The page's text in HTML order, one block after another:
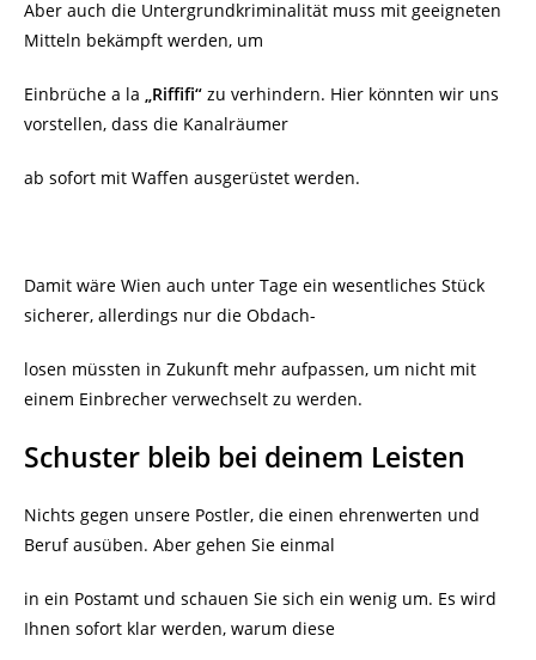
Aber auch die Untergrundkriminalität muss mit geeigneten
Mitteln bekämpft werden, um
Einbrüche a la „Riffifi“ zu verhindern. Hier könnten wir uns
vorstellen, dass die Kanalräumer
ab sofort mit Waffen ausgerüstet werden.
Damit wäre Wien auch unter Tage ein wesentliches Stück
sicherer, allerdings nur die Obdach-
losen müssten in Zukunft mehr aufpassen, um nicht mit
einem Einbrecher verwechselt zu werden.
Schuster bleib bei deinem Leisten
Nichts gegen unsere Postler, die einen ehrenwerten und
Beruf ausüben. Aber gehen Sie einmal
in ein Postamt und schauen Sie sich ein wenig um. Es wird
Ihnen sofort klar werden, warum diese